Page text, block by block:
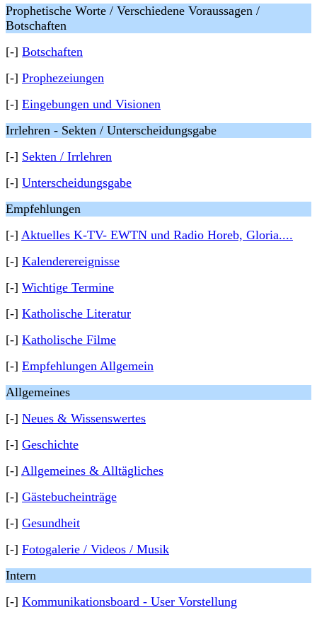
Prophetische Worte / Verschiedene Voraussagen /
Botschaften
[-] Botschaften
[-] Prophezeiungen
[-] Eingebungen und Visionen
Irrlehren - Sekten / Unterscheidungsgabe
[-] Sekten / Irrlehren
[-] Unterscheidungsgabe
Empfehlungen
[-] Aktuelles K-TV- EWTN und Radio Horeb, Gloria....
[-] Kalenderereignisse
[-] Wichtige Termine
[-] Katholische Literatur
[-] Katholische Filme
[-] Empfehlungen Allgemein
Allgemeines
[-] Neues & Wissenswertes
[-] Geschichte
[-] Allgemeines & Alltägliches
[-] Gästebucheinträge
[-] Gesundheit
[-] Fotogalerie / Videos / Musik
Intern
[-] Kommunikationsboard - User Vorstellung